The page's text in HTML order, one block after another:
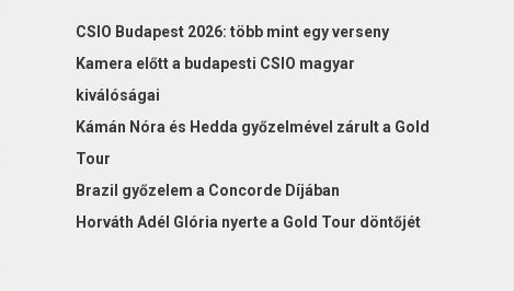
CSIO Budapest 2026: több mint egy verseny
Kamera előtt a budapesti CSIO magyar
kiválóságai
Kámán Nóra és Hedda győzelmével zárult a Gold
Tour
Brazil győzelem a Concorde Díjában
Horváth Adél Glória nyerte a Gold Tour döntőjét